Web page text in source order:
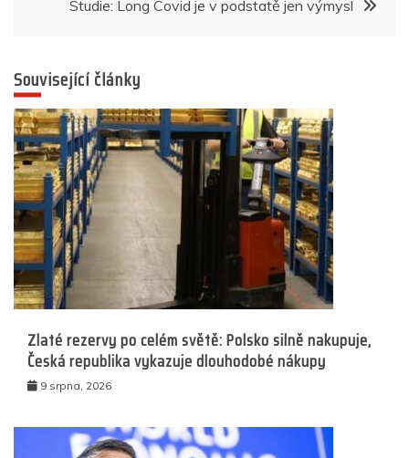
příspěvek
Studie: Long Covid je v podstatě jen výmysl
Související články
Zlaté rezervy po celém světě: Polsko silně nakupuje,
Česká republika vykazuje dlouhodobé nákupy
9 srpna, 2026